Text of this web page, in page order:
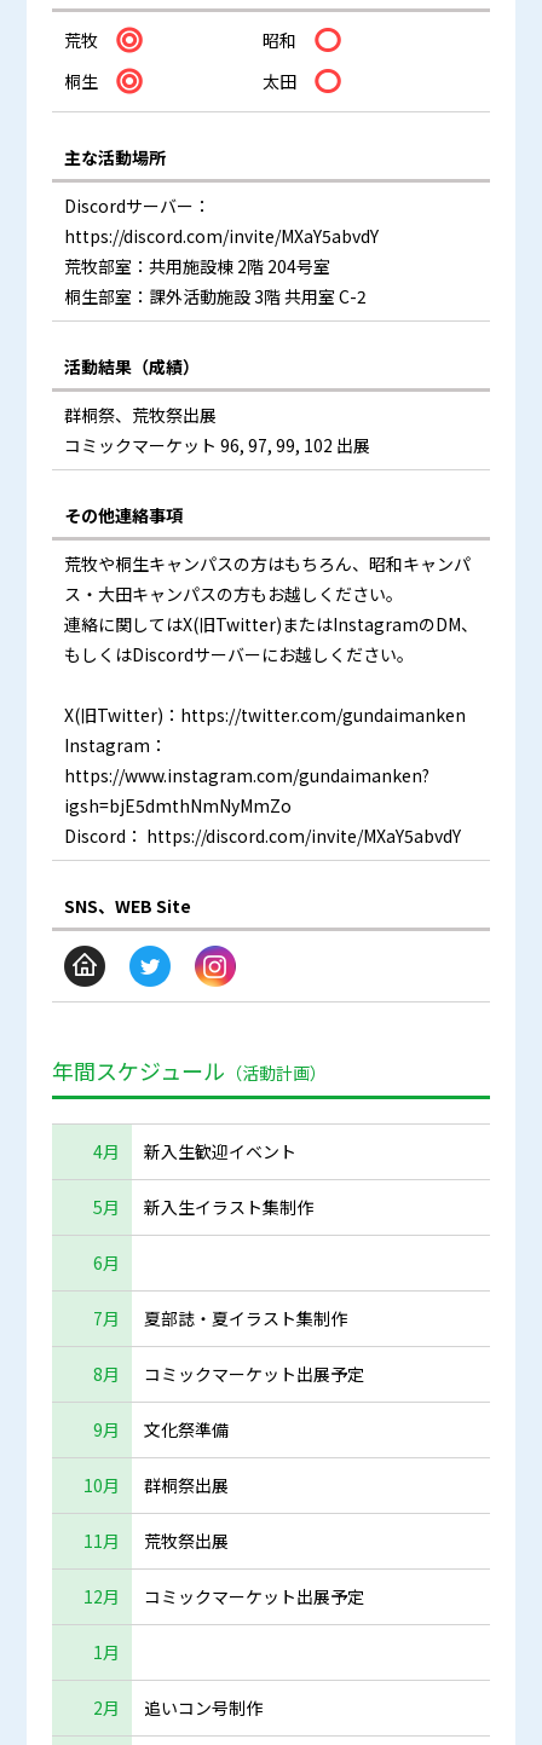
荒牧
昭和
桐生
太田
主な活動場所
Discordサーバー：
https://discord.com/invite/MXaY5abvdY
荒牧部室：共用施設棟 2階 204号室
桐生部室：課外活動施設 3階 共用室 C-2
活動結果（成績）
群桐祭、荒牧祭出展
コミックマーケット 96, 97, 99, 102 出展
その他連絡事項
荒牧や桐生キャンパスの方はもちろん、昭和キャンパ
ス・大田キャンパスの方もお越しください。
連絡に関してはX(旧Twitter)またはInstagramのDM、
もしくはDiscordサーバーにお越しください。
X(旧Twitter)：https://twitter.com/gundaimanken
Instagram：
https://www.instagram.com/gundaimanken?
igsh=bjE5dmthNmNyMmZo
Discord： https://discord.com/invite/MXaY5abvdY
SNS、WEB Site
年間スケジュール （活動計画）
4月 新入生歓迎イベント
5月 新入生イラスト集制作
6月
7月 夏部誌・夏イラスト集制作
8月 コミックマーケット出展予定
9月 文化祭準備
10月 群桐祭出展
11月 荒牧祭出展
12月 コミックマーケット出展予定
1月
2月 追いコン号制作